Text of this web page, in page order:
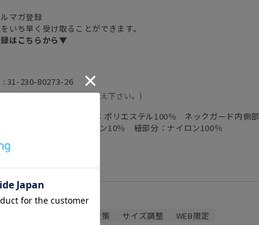
マガ登録
いち早く受け取ることができます。
はこちらから▼
: 31-230-80273-26
の際には、上記品番をお伝え下さい。)
綿100％ メッシュ部分：ポリエステル100％ ネックガード内側部
ナイロン90％ ポリウレタン10％ 紐部分：ナイロン100％
ド
暑さ対策 サイズ調整 WEB限定